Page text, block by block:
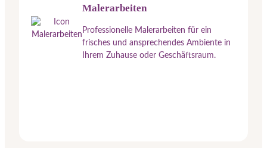
Malerarbeiten
Professionelle Malerarbeiten für ein
frisches und ansprechendes Ambiente in
Ihrem Zuhause oder Geschäftsraum.